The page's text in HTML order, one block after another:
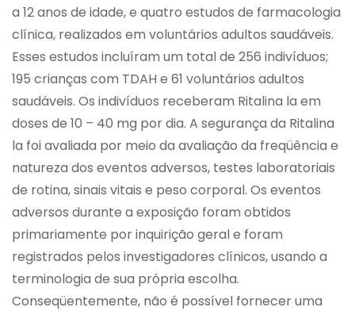
a 12 anos de idade, e quatro estudos de farmacologia
clínica, realizados em voluntários adultos saudáveis.
Esses estudos incluíram um total de 256 indivíduos;
195 crianças com TDAH e 61 voluntários adultos
saudáveis. Os indivíduos receberam Ritalina la em
doses de 10 – 40 mg por dia. A segurança da Ritalina
la foi avaliada por meio da avaliação da freqüência e
natureza dos eventos adversos, testes laboratoriais
de rotina, sinais vitais e peso corporal. Os eventos
adversos durante a exposição foram obtidos
primariamente por inquirição geral e foram
registrados pelos investigadores clínicos, usando a
terminologia de sua própria escolha.
Conseqüentemente, não é possível fornecer uma